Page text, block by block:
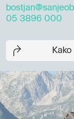
05 3896 000